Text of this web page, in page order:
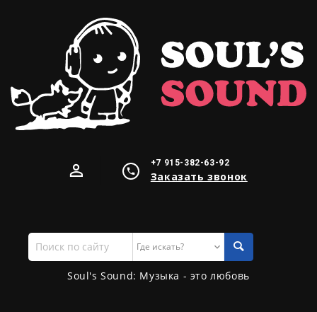
+7 915-382-63-92
Заказать звонок
Поиск
по
сайту
Soul's Sound: Музыка - это любовь